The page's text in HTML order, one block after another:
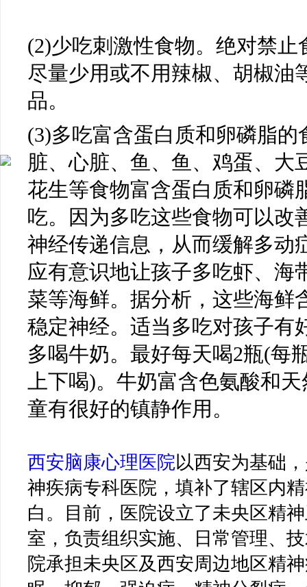
(2)少吃刺激性食物。绝对禁
尽量少用或不用辣椒、胡椒油
品。
(3)多吃富含蛋白质和卵磷脂的
脏、心脏、鱼、鱼、鸡蛋、大
花生等食物富含蛋白质和卵磷
吃。因为多吃这些食物可以改
神经传递信息，从而缓解多动
应有意识地让孩子多吃虾、海
菜等海鲜。据分析，这些海鲜
稳定神经。适当多吃对孩子有
多喝牛奶。最好每天喝2瓶(每
上下喝)。牛奶富含色氨酸和
童有很好的镇静作用。
西安脑康心理医院以西安为基础
神疾病专科医院，填补了辖区内
白。目前，医院设立了未央区精
室，负责组织实施、日常管理、
院承担未央区及西安周边地区精